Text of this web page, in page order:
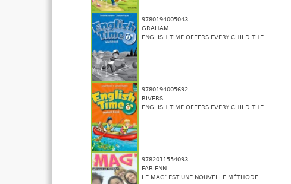
9780194005043
GRAHAM ...
ENGLISH TIME OFFERS EVERY CHILD THE...
9780194005692
RIVERS ...
ENGLISH TIME OFFERS EVERY CHILD THE...
9782011554093
FABIENN...
LE MAG’ EST UNE NOUVELLE MÉTHODE...